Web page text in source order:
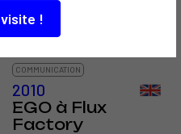
!
COMMUNICATION
2010
EGO à Flux
Factory